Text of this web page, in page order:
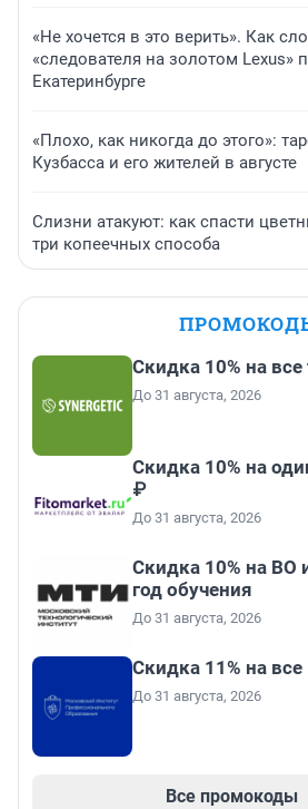
«Не хочется в это верить». Как
«следователя на золотом Lexus»
Екатеринбурге
«Плохо, как никогда до этого»:
Кузбасса и его жителей в августе
Слизни атакуют: как спасти
три копеечных способа
Скидка 10% на
До 31 августа, 2026
Скидка 10% на
₽
До 31 августа, 2026
Скидка 10% на ВО
год обучения
До 31 августа, 2026
Скидка 11% на
До 31 августа, 2026
Все промокоды